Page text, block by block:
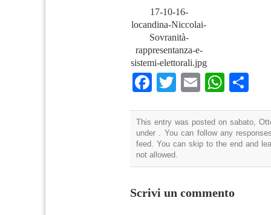
17-10-16-
locandina-Niccolai-
Sovranità-
rappresentanza-e-
sistemi-elettorali.jpg
Facebook
TwitterEmail
This entry was posted on sabato,
under . You can follow any
feed. You can skip to the end and
not allowed.
Scrivi un commento